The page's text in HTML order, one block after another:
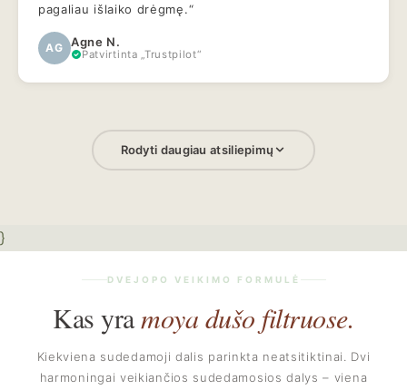
pagaliau išlaiko drėgmę.“
AG Agne N.
Patvirtinta „Trustpilot“
Rodyti daugiau atsiliepimų
}
DVEJOPO VEIKIMO FORMULĖ
Kas yramoya dušo filtruose.
Kiekviena sudedamoji dalis parinkta neatsitiktinai. Dvi
harmoningai veikiančios sudedamosios dalys – viena